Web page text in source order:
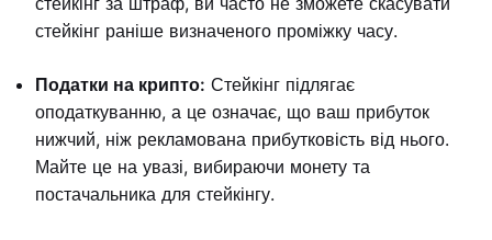
стейкінг раніше визначеного проміжку часу.
Податки на крипто: Стейкінг підлягає
оподаткуванню, а це означає, що ваш прибуток
нижчий, ніж рекламована прибутковість від нього.
Майте це на увазі, вибираючи монету та
постачальника для стейкінгу.